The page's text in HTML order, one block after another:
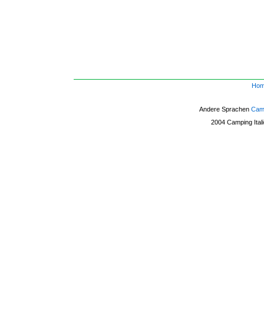
Andere Sprachen
2004 Camping